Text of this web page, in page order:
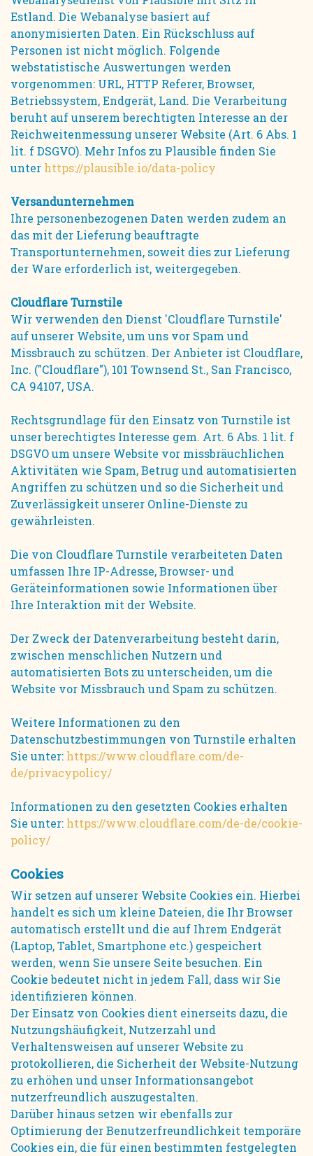
Estland. Die Webanalyse basiert auf
anonymisierten Daten. Ein Rückschluss auf
Personen ist nicht möglich. Folgende
webstatistische Auswertungen werden
vorgenommen: URL, HTTP Referer, Browser,
Betriebssystem, Endgerät, Land. Die Verarbeitung
beruht auf unserem berechtigten Interesse an der
Reichweitenmessung unserer Website (Art. 6 Abs. 1
lit. f DSGVO). Mehr Infos zu Plausible finden Sie
unter https://plausible.io/data-policy
Versandunternehmen
Ihre personenbezogenen Daten werden zudem an
das mit der Lieferung beauftragte
Transportunternehmen, soweit dies zur Lieferung
der Ware erforderlich ist, weitergegeben.
Cloudflare Turnstile
Wir verwenden den Dienst 'Cloudflare Turnstile'
auf unserer Website, um uns vor Spam und
Missbrauch zu schützen. Der Anbieter ist Cloudflare,
Inc. ("Cloudflare"), 101 Townsend St., San Francisco,
CA 94107, USA.
Rechtsgrundlage für den Einsatz von Turnstile ist
unser berechtigtes Interesse gem. Art. 6 Abs. 1 lit. f
DSGVO um unsere Website vor missbräuchlichen
Aktivitäten wie Spam, Betrug und automatisierten
Angriffen zu schützen und so die Sicherheit und
Zuverlässigkeit unserer Online-Dienste zu
gewährleisten.
Die von Cloudflare Turnstile verarbeiteten Daten
umfassen Ihre IP-Adresse, Browser- und
Geräteinformationen sowie Informationen über
Ihre Interaktion mit der Website.
Der Zweck der Datenverarbeitung besteht darin,
zwischen menschlichen Nutzern und
automatisierten Bots zu unterscheiden, um die
Website vor Missbrauch und Spam zu schützen.
Weitere Informationen zu den
Datenschutzbestimmungen von Turnstile erhalten
Sie unter: https://www.cloudflare.com/de-
de/privacypolicy/
Informationen zu den gesetzten Cookies erhalten
Sie unter: https://www.cloudflare.com/de-de/cookie-
policy/
Cookies
Wir setzen auf unserer Website Cookies ein. Hierbei
handelt es sich um kleine Dateien, die Ihr Browser
automatisch erstellt und die auf Ihrem Endgerät
(Laptop, Tablet, Smartphone etc.) gespeichert
werden, wenn Sie unsere Seite besuchen. Ein
Cookie bedeutet nicht in jedem Fall, dass wir Sie
identifizieren können.
Der Einsatz von Cookies dient einerseits dazu, die
Nutzungshäufigkeit, Nutzerzahl und
Verhaltensweisen auf unserer Website zu
protokollieren, die Sicherheit der Website-Nutzung
zu erhöhen und unser Informationsangebot
nutzerfreundlich auszugestalten.
Darüber hinaus setzen wir ebenfalls zur
Optimierung der Benutzerfreundlichkeit temporäre
Cookies ein, die für einen bestimmten festgelegten